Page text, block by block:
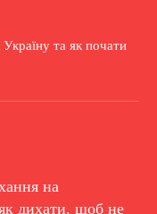
та як почати
на
дихати, щоб не